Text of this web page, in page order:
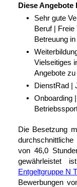
Diese Angebote
Sehr gute
Beruf | Freie
Betreuung
Vielseitiges
Angebote
DienstRad |
Onboarding
Die Besetzung
von 46,0
gewährleistet
Entgeltgruppe N
Bewerbungen